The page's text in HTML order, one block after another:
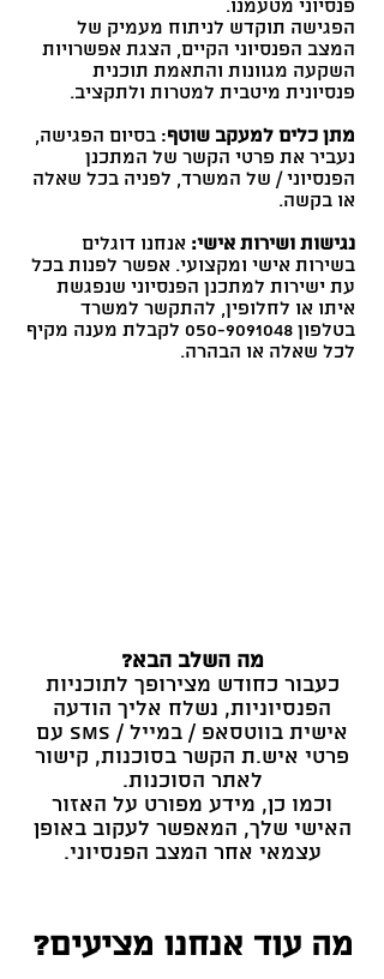
פנסיוני מטעמנו.
הפגישה תוקדש לניתוח מעמיק של
המצב הפנסיוני הקיים, הצגת אפשרויות
השקעה מגוונות והתאמת תוכנית
פנסיונית מיטבית למטרות ולתקציב.
מתן כלים למעקב שוטף: בסיום הפגישה,
נעביר את פרטי הקשר של המתכנן
הפנסיוני / של המשרד, לפניה בכל שאלה
או בקשה.
נגישות ושירות אישי: אנחנו דוגלים
בשירות אישי ומקצועי. אפשר לפנות בכל
עת ישירות למתכנן הפנסיוני שנפגשת
איתו או לחלופין, להתקשר למשרד
בטלפון 050-9091048 לקבלת מענה מקיף
לכל שאלה או הבהרה.
מה השלב הבא?
כעבור כחודש מצירופך לתוכניות
הפנסיוניות, נשלח אליך הודעה
אישית בווטסאפ / במייל / SMS עם
פרטי איש.ת הקשר בסוכנות, קישור
לאתר הסוכנות.
וכמו כן, מידע מפורט על האזור
האישי שלך, המאפשר לעקוב באופן
עצמאי אחר המצב הפנסיוני.
מה עוד אנחנו מציעים?